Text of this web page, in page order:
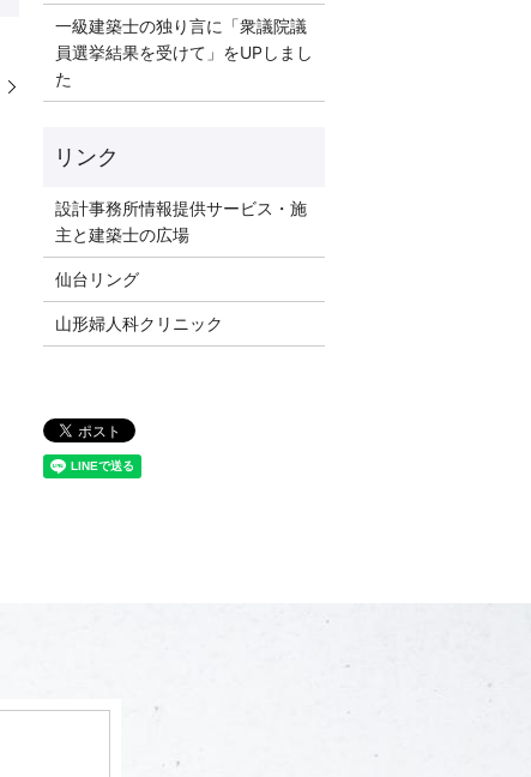
一級建築士の独り言に「衆議院議
員選挙結果を受けて」をUPしまし
た
リンク
設計事務所情報提供サービス・施
主と建築士の広場
仙台リング
山形婦人科クリニック